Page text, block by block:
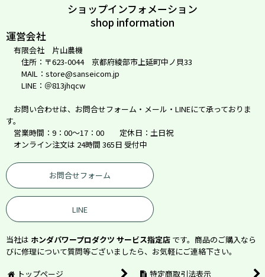
ショップインフォメーション
shop information
運営会社
有限会社 片山農機
住所：〒623-0044 京都府綾部市上延町中ノ貝33
MAIL：store@sanseicom.jp
LINE：＠813jhqcw
お問い合わせは、お問合せフォーム・メール・LINEにて承っておりま
す。
営業時間：9：00～17：00 定休日：土日祝
オンライン注文は 24時間 365日 受付中
お問合せフォーム
LINE
当社は ホンダパワープロダクツ サービス指定店 です。商品のご購入なら
びに修理について質問等ございましたら、お気軽にご連絡下さい。
トップページ
特定商取引法表示